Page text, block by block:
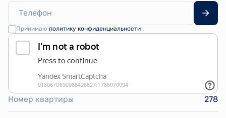
Принимаю политику конфиденциальности
Номер квартиры 278